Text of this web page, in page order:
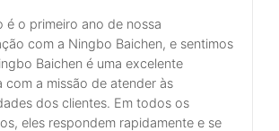
é o primeiro ano de nossa
com a Ningbo Baichen, e sentimos
Baichen é uma excelente
com a missão de atender às
dos clientes. Em todos os
eles respondem rapidamente e se